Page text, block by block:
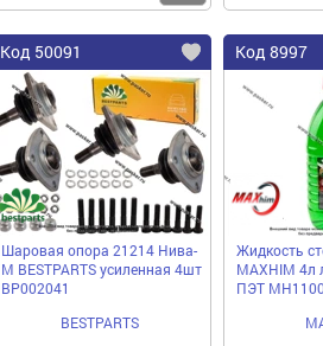
Код 50091
Шаровая опора 21214 Нива-
М BESTPARTS усиленная 4шт
BP002041
BESTPARTS
Код 8997
Жидкость
MAXHIM 4л
ПЭТ MH1100